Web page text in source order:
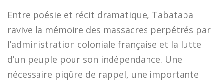
Entre poésie et récit dramatique, Tabataba
ravive la mémoire des massacres perpétrés par
l’administration coloniale française et la lutte
d’un peuple pour son indépendance. Une
nécessaire piqûre de rappel, une importante